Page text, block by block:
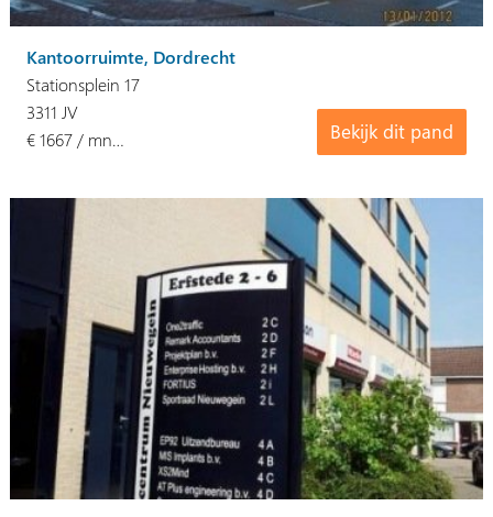
Kantoorruimte, Dordrecht
Stationsplein 17
Bekijk dit pand
3311 JV
€ 1667 / mn…